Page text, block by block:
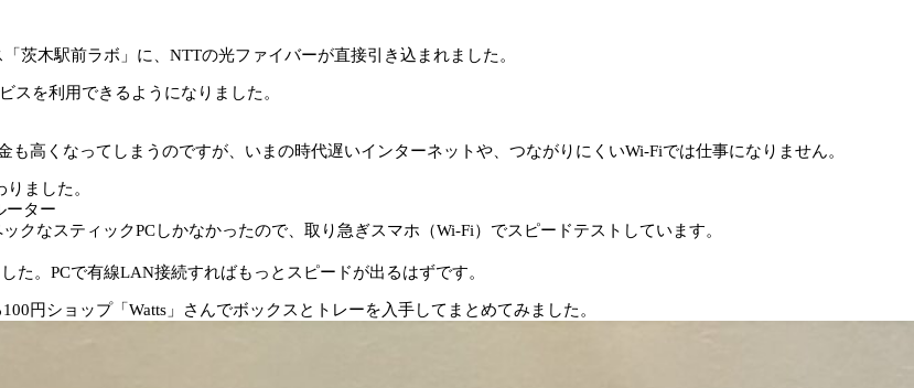
茨木駅前ラボ」に、NTTの光ファイバーが直接引き込まれました。
スを利用できるようになりました。
高くなってしまうのですが、いまの時代遅いインターネットや、つながりにくいWi-Fiでは仕事になりません。
ました。
なスティックPCしかなかったので、取り急ぎスマホ（Wi-Fi）でスピードテストしています。
た。PCで有線LAN接続すればもっとスピードが出るはずです。
円ショップ「Watts」さんでボックスとトレーを入手してまとめてみました。